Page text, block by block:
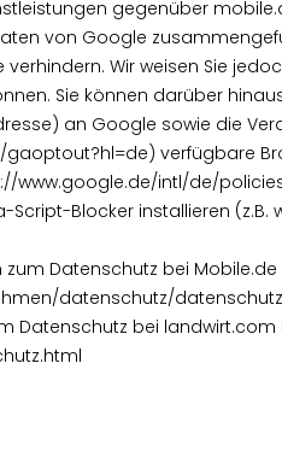
gegenüber
von Google
verhindern. Wir weisen Sie
Sie können darüber
an Google sowie die
verfügbare
www.google.de/intl/de/
Script-Blocker installieren (z.B.
Datenschutz bei
datenschutz/
Datenschutz bei